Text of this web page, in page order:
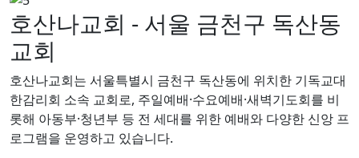
호산나교회 - 서울 금천구 독산동
교회
호산나교회는 서울특별시 금천구 독산동에 위치한 기독교대
한감리회 소속 교회로, 주일예배·수요예배·새벽기도회를 비
롯해 아동부·청년부 등 전 세대를 위한 예배와 다양한 신앙 프
로그램을 운영하고 있습니다.